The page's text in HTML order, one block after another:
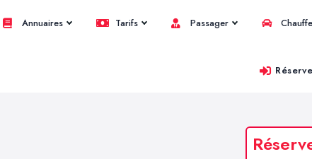
Annuaires Tarifs Passager